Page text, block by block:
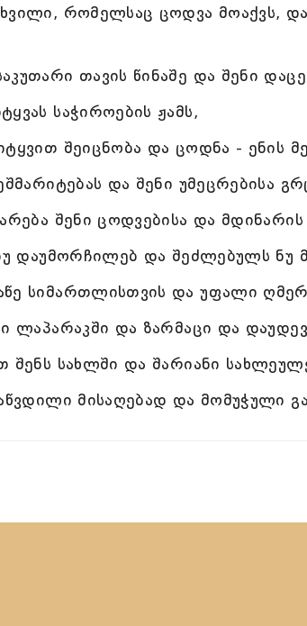
რომელსაც ცოდვა მოაქვს,
თავის წინაშე და შენი
საჭიროების ჟამს,
შეიცნობა და ცოდნა - ენის
და შენი უმეცრებისა
შენი ცოდვებისა და
დაუმორჩილებ და შეძლებულს ნუ
სიმართლისთვის და უფალი
ლაპარაკში და ზარმაცი და
შენს სახლში და შარიანი
მისაღებად და მომუჭული